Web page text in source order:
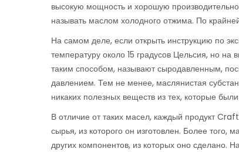
высокую мощность и хорошую
называть маслом холодного отжима. По
На самом деле, если открыть инструкцию по
температуру около 15 градусов Цельсия, но
таким способом, называют сыродавленным,
давлением. Тем не менее, маслянистая
никаких полезных веществ из тех, которые
В отличие от таких масел, каждый продукт
сырья, из которого он изготовлен. Более того,
других компонентов, из которых оно сделано.